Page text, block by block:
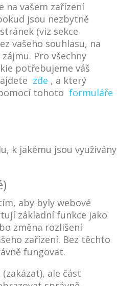
na vašem zařízení
jsou nezbytně
(viz sekce
vašeho souhlasu, na
Pro všechny
potřebujeme váš
zde , a který
tohoto formuláře
k jakému jsou využívány
aby byly webové
základní funkce jako
změna rozlišení
zařízení. Bez těchto
fungovat.
ale část